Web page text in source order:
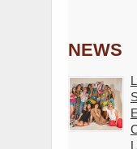
NEWS